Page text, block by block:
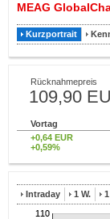
MEAG
Kurzportrait
Rücknahmepreis
109,90
Vortag
+0,64 EUR
+0,59%
Intraday 1 W.